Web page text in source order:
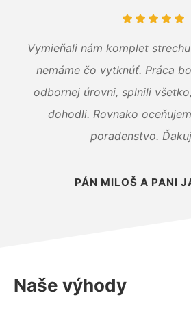
Vymieňali nám komplet
nemáme čo vytknúť. Práca
odbornej úrovni, splnili
dohodli. Rovnako
poradenstvo.
PÁN MILOŠ A PANI
Naše výhody